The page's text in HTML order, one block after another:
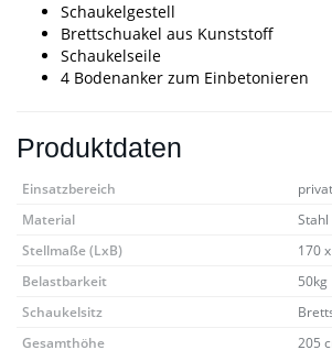
Schaukelgestell
Brettschuakel aus Kunststoff
Schaukelseile
4 Bodenanker zum Einbetonieren
Produktdaten
Einsatzbereich
Material
Stahl
Stellmaße (LxB)
170
Belastbarkeit
50kg
Schaukelsitz
Gesamthöhe
205